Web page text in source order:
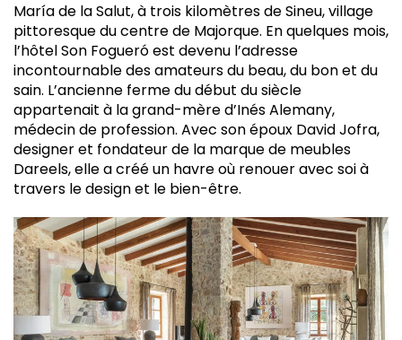
María de la Salut, à trois kilomètres de Sineu, village
pittoresque du centre de Majorque. En quelques mois,
l’hôtel Son Fogueró est devenu l’adresse
incontournable des amateurs du beau, du bon et du
sain. L’ancienne ferme du début du siècle
appartenait à la grand-mère d’Inés Alemany,
médecin de profession. Avec son époux David Jofra,
designer et fondateur de la marque de meubles
Dareels, elle a créé un havre où renouer avec soi à
travers le design et le bien-être.